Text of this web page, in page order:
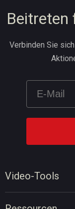
Video-Tools
Beitreten
Verbinden Sie